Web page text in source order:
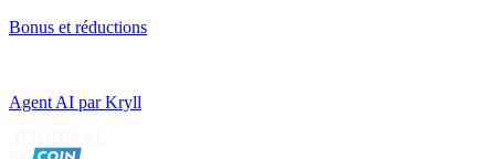
Bonus et réductions
Agent AI par Kryll